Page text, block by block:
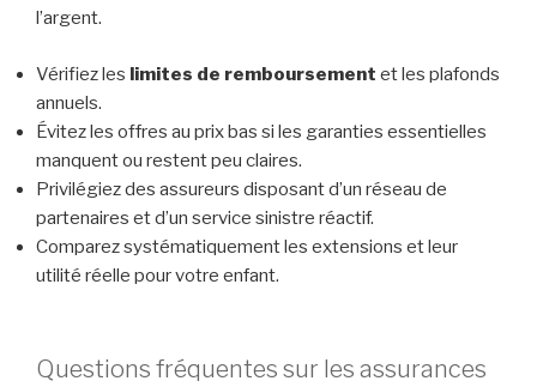
l’argent.
Vérifiez les limites de remboursement et les plafonds
annuels.
Évitez les offres au prix bas si les garanties essentielles
manquent ou restent peu claires.
Privilégiez des assureurs disposant d’un réseau de
partenaires et d’un service sinistre réactif.
Comparez systématiquement les extensions et leur
utilité réelle pour votre enfant.
Questions fréquentes sur les assurances